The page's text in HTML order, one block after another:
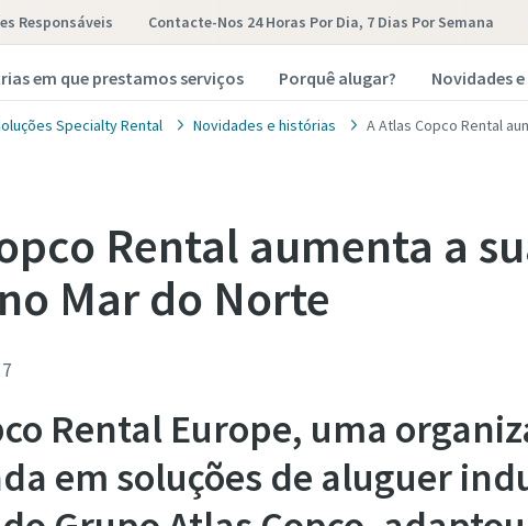
Responsáveis Contacte-Nos 24 Horas Por Dia, 7 Dias Por Semana
em que prestamos serviços Porquê alugar? Novidades
Specialty Rental Novidades e histórias A Atlas Copco Rental
Rental aumenta a
Mar do Norte
Rental Europe, uma
em soluções de aluguer